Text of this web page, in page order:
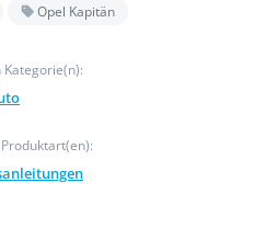
Opel Kapitän